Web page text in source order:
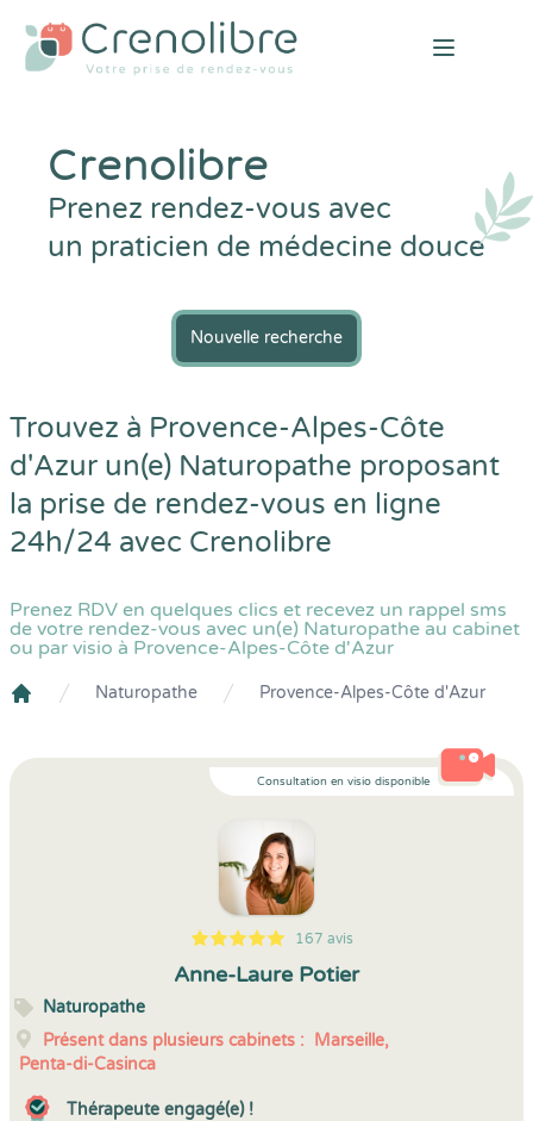
Open
Crenolibre
Prenez rendez-vous avec
un praticien de médecine douce
Nouvelle recherche
Trouvez à Provence-Alpes-Côte
d'Azur un(e) Naturopathe proposant
la prise de rendez-vous en ligne
24h/24 avec Crenolibre
Prenez RDV en quelques clics et recevez un rappel sms
de votre rendez-vous avec un(e) Naturopathe au cabinet
ou par visio à Provence-Alpes-Côte d'Azur
Naturopathe Provence-Alpes-Côte d'Azur
Consultation en visio disponible
5
1
5
167 167 avis
Anne-Laure Potier
Naturopathe
Présent dans plusieurs cabinets : Marseille,
Penta-di-Casinca
Thérapeute engagé(e) !